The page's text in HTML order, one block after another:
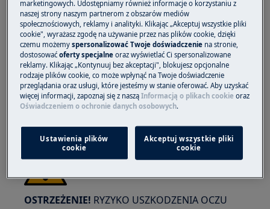
Zawsze zachowaj ostrożność podczas
przemieszczania urządzeń. W przypadku
ciężkich sprzętów najbezpieczniej jest, gdy
przesuwają je dwie osoby. Zawsze używaj
rękawic ochronnych i obuwia ochronnego.
Noszenie rękawic ochronnych w każdej sytuacji
zapobiega skaleczeniom od ostrych krawędzi.
OSTRZEŻENIE! RYZYKO USZKODZENIA OCZU
marketingowych. Udostępniamy również informacje o korzystaniu z
naszej strony naszym partnerom z obszarów mediów
społecznościowych, reklamy i analityki. Klikając „Akceptuj wszystkie pliki
cookie", wyrażasz zgodę na używanie przez nas plików cookie, dzięki
czemu możemyspersonalizować Twoje doświadczenie na stronie,
dostosowaćoferty specjalne oraz wyświetlać Ci spersonalizowane
reklamy. Klikając „Kontynuuj bez akceptacji", blokujesz opcjonalne
rodzaje plików cookie, co może wpłynąć na Twoje doświadczenie
przeglądania oraz usługi, które jesteśmy w stanie oferować. Aby uzyskać
więcej informacji, zapoznaj się z nasząInformacją o plikach cookie oraz
Oświadczeniem o ochronie danych osobowych.
Ustawienia plików
cookie
Akceptuj wszystkie pliki
cookie